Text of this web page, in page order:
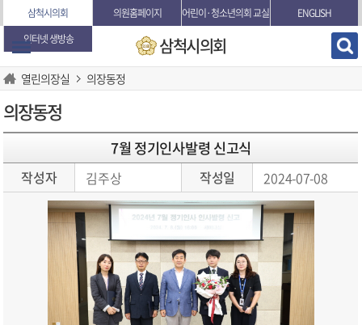
본문바로가기
삼척시의회 의원홈페이지 어린이·청소년의회 교실
ENGLISH
인터넷 생방송
삼척시의회
열린의장실 의장동정
의장동정
7월 정기인사발령 신고식
작성자 김주상 작성일 2024-07-08